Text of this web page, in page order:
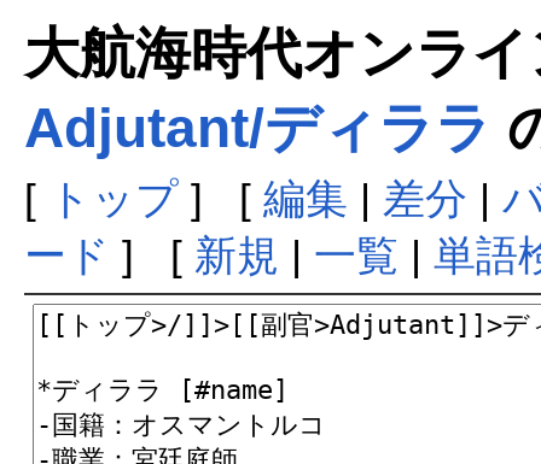
大航海時代オンラ
Adjutant/ディララ
[ トップ] [ 編集 | 差分 |
ード ] [ 新規 | 一覧 | 単語